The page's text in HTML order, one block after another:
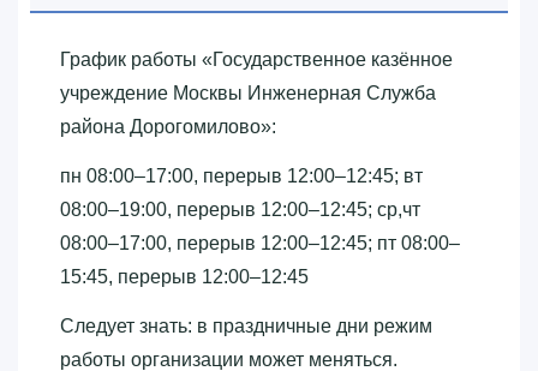
График работы «‎Государственное казённое
учреждение Москвы Инженерная Служба
района Дорогомилово»‎:
пн 08:00–17:00, перерыв 12:00–12:45; вт
08:00–19:00, перерыв 12:00–12:45; ср,чт
08:00–17:00, перерыв 12:00–12:45; пт 08:00–
15:45, перерыв 12:00–12:45
Следует знать: в праздничные дни режим
работы организации может меняться.